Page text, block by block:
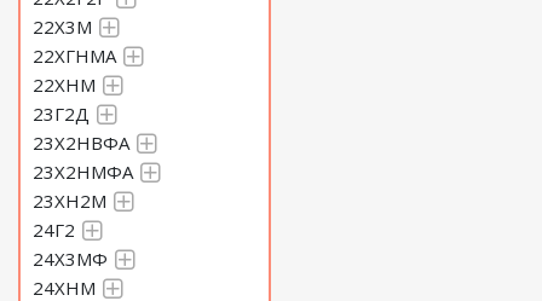
22Х3М
22ХГНМА
22ХНМ
23Г2Д
23Х2НВФА
23Х2НМФА
23ХН2М
24Г2
24Х3МФ
24ХНМ